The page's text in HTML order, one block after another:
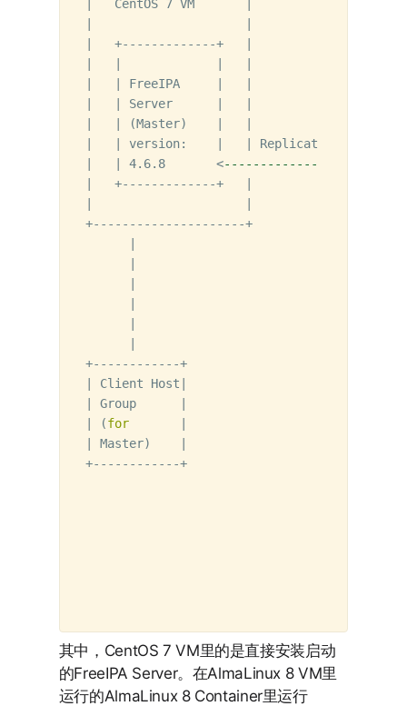
|   CentOS 7 VM       |            |
|   +-------------+   |            |
|   | FreeIPA     |   |            |   |
|   | Server      |   |            |   |
(Master)
|   | version:    |   | Replication|   |
|   | 4.6.8       <----------------------
|   +-------------+   |            |   | |
+---------------------+            |   | |
+------------+
| Client Host|
| Group      |
(for
|
| Master)
+------------+
其中，CentOS 7 VM里的是直接安装启动
的FreeIPA Server。在AlmaLinux 8 VM里
运行的AlmaLinux 8 Container里运行